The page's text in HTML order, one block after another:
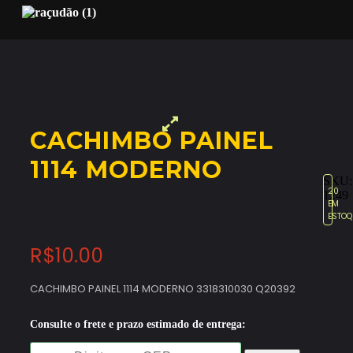
CACHIMBO PAINEL
1114 MODERNO
SKU:
1249
20
EM
R$10.00
CACHIMBO PAINEL 1114 MODERNO 3318310030 Q20392
Consulte o frete e prazo estimado de entrega: